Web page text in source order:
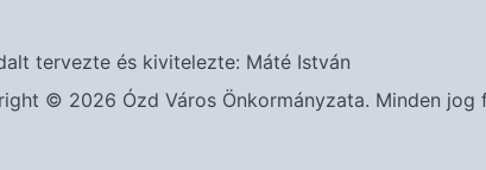
tervezte és kivitelezte: Máté István
© 2026 Ózd Város Önkormányzata. Minden jog